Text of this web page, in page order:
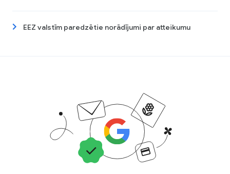
EEZ valstīm paredzētie norādījumi par atteikumu